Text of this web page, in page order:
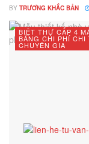
BY TRƯƠNG KHẮC BẢN
BIỆT THỰ CẤP 4
BẢNG CHI PHÍ CHI
CHUYÊN GIA